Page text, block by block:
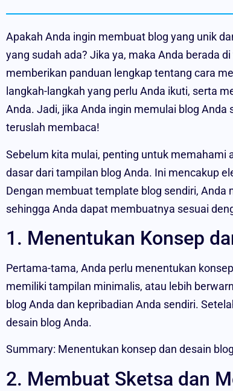
Apakah Anda ingin membuat blog yang unik
yang sudah ada? Jika ya, maka Anda berada
memberikan panduan lengkap tentang cara
langkah-langkah yang perlu Anda ikuti, serta
Anda. Jadi, jika Anda ingin memulai blog
teruslah membaca!
Sebelum kita mulai, penting untuk memahami
dasar dari tampilan blog Anda. Ini mencakup
Dengan membuat template blog sendiri, Anda
sehingga Anda dapat membuatnya sesuai
1. Menentukan Konsep
Pertama-tama, Anda perlu menentukan
memiliki tampilan minimalis, atau lebih
blog Anda dan kepribadian Anda sendiri.
desain blog Anda.
Summary: Menentukan konsep dan desain
2. Membuat Sketsa dan